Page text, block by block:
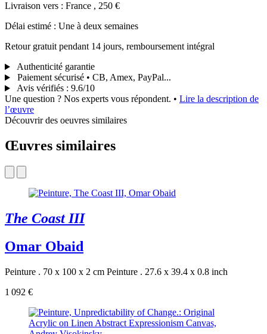
Livraison vers : France , 250 €
Délai estimé : Une à deux semaines
Retour gratuit pendant 14 jours, remboursement intégral
Authenticité garantie
Paiement sécurisé • CB, Amex, PayPal...
Avis vérifiés : 9.6/10
Une question ? Nos experts vous répondent. • Lire la description de
l’œuvre
Découvrir des oeuvres similaires
Œuvres similaires
The Coast III
Omar Obaid
Peinture . 70 x 100 x 2 cm Peinture . 27.6 x 39.4 x 0.8 inch
1 092 €